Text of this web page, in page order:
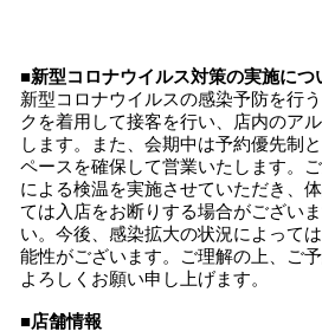
■新型コロナウイルス対策の実施につ
新型コロナウイルスの感染予防を行
クを着用して接客を行い、店内のア
します。また、会期中は予約優先制
ペースを確保して営業いたします。
による検温を実施させていただき、
ては入店をお断りする場合がござい
い。今後、感染拡大の状況によって
能性がございます。ご理解の上、ご
よろしくお願い申し上げます。
■店舗情報